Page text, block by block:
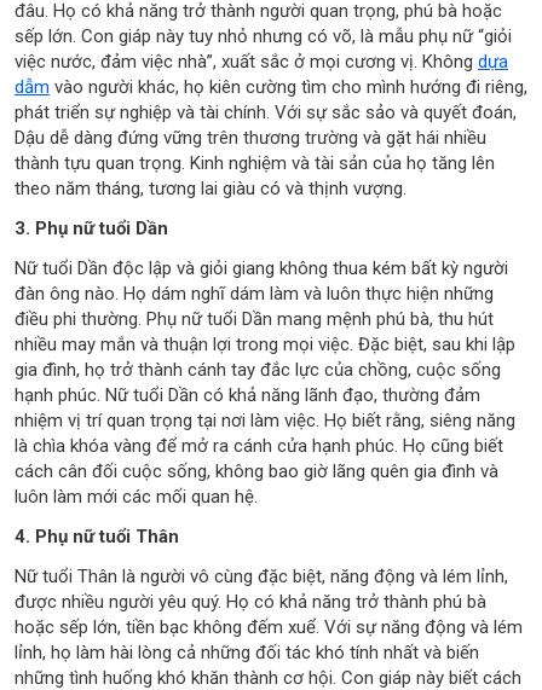
đâu. Họ có khả năng trở thành người quan trọng, phú bà hoặc
sếp lớn. Con giáp này tuy nhỏ nhưng có võ, là mẫu phụ nữ “giỏi
việc nước, đảm việc nhà”, xuất sắc ở mọi cương vị. Không dựa
dẫm vào người khác, họ kiên cường tìm cho mình hướng đi riêng,
phát triển sự nghiệp và tài chính. Với sự sắc sảo và quyết đoán,
Dậu dễ dàng đứng vững trên thương trường và gặt hái nhiều
thành tựu quan trọng. Kinh nghiệm và tài sản của họ tăng lên
theo năm tháng, tương lai giàu có và thịnh vượng.
3. Phụ nữ tuổi Dần
Nữ tuổi Dần độc lập và giỏi giang không thua kém bất kỳ người
đàn ông nào. Họ dám nghĩ dám làm và luôn thực hiện những
điều phi thường. Phụ nữ tuổi Dần mang mệnh phú bà, thu hút
nhiều may mắn và thuận lợi trong mọi việc. Đặc biệt, sau khi lập
gia đình, họ trở thành cánh tay đắc lực của chồng, cuộc sống
hạnh phúc. Nữ tuổi Dần có khả năng lãnh đạo, thường đảm
nhiệm vị trí quan trọng tại nơi làm việc. Họ biết rằng, siêng năng
là chìa khóa vàng để mở ra cánh cửa hạnh phúc. Họ cũng biết
cách cân đối cuộc sống, không bao giờ lãng quên gia đình và
luôn làm mới các mối quan hệ.
4. Phụ nữ tuổi Thân
Nữ tuổi Thân là người vô cùng đặc biệt, năng động và lém lỉnh,
được nhiều người yêu quý. Họ có khả năng trở thành phú bà
hoặc sếp lớn, tiền bạc không đếm xuể. Với sự năng động và lém
lỉnh, họ làm hài lòng cả những đối tác khó tính nhất và biến
những tình huống khó khăn thành cơ hội. Con giáp này biết cách